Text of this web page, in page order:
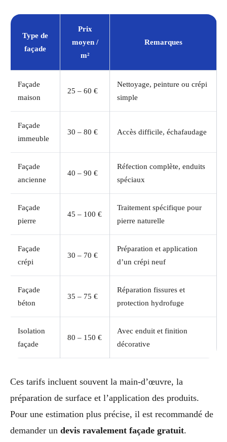
Type de
façade
Prix
moyen /
m²
Remarques
Façade
maison
25 – 60 €
Nettoyage, peinture ou crépi
simple
Façade
immeuble
30 – 80 € Accès difficile, échafaudage
Façade
ancienne
40 – 90 €
Réfection complète, enduits
spéciaux
Façade
pierre
45 – 100 €
Traitement spécifique pour
pierre naturelle
Façade
crépi
30 – 70 €
Préparation et application
d’un crépi neuf
Façade
béton
35 – 75 €
Réparation fissures et
protection hydrofuge
Isolation
façade
80 – 150 €
Avec enduit et finition
décorative
Ces tarifs incluent souvent la main-d’œuvre, la
préparation de surface et l’application des produits.
Pour une estimation plus précise, il est recommandé de
demander un devis ravalement façade gratuit.